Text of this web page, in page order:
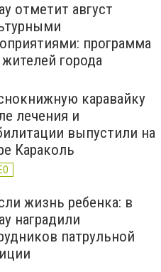
отметит август
программа
города
каравайку
лечения и
выпустили на
Караколь
жизнь ребенка: в
наградили
патрульной